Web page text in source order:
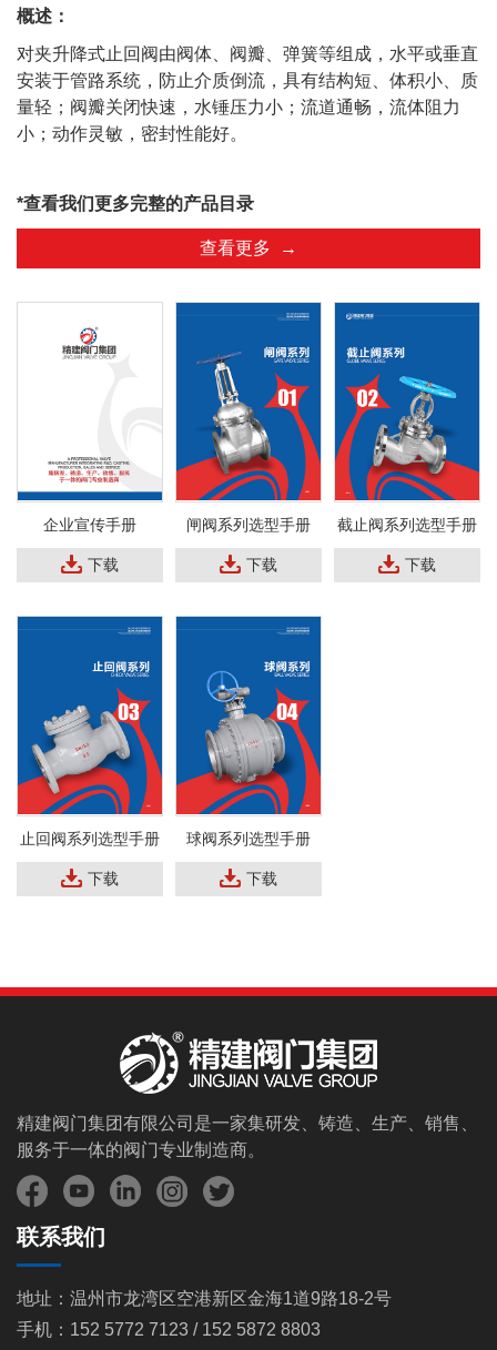
概述：
对夹升降式止回阀由阀体、阀瓣、弹簧等组成，水平或垂直
安装于管路系统，防止介质倒流，具有结构短、体积小、质
量轻；阀瓣关闭快速，水锤压力小；流道通畅，流体阻力
小；动作灵敏，密封性能好。
*查看我们更多完整的产品目录
查看更多 →
企业宣传手册
下载
闸阀系列选型手册
下载
截止阀系列选型手册
下载
止回阀系列选型手册
下载
球阀系列选型手册
下载
精建阀门集团有限公司是一家集研发、铸造、生产、销售、
服务于一体的阀门专业制造商。
联系我们
地址：温州市龙湾区空港新区金海1道9路18-2号
手机：152 5772 7123 / 152 5872 8803